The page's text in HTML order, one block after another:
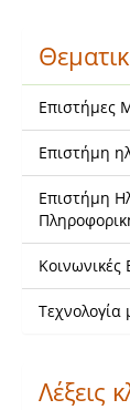
Επιστήμες
Επιστήμη
Επιστήμη
Κοινωνικές
Τεχνολογία
Λέξεις